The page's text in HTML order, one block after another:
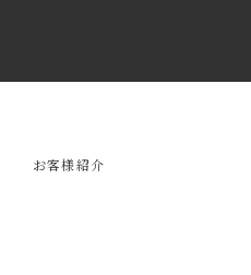
お客様紹介